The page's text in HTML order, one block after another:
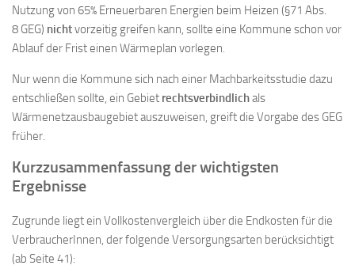
Nutzung von 65% Erneuerbaren Energien beim Heizen (§71 Abs.
8 GEG) nichtvorzeitig greifen kann, sollte eine Kommune schon vor
Ablauf der Frist einen Wärmeplan vorlegen.
Nur wenn die Kommune sich nach einer Machbarkeitsstudie dazu
entschließen sollte, ein Gebiet rechtsverbindlichals
Wärmenetzausbaugebiet auszuweisen, greift die Vorgabe des GEG
früher.
Kurzzusammenfassung der wichtigsten
Ergebnisse
Zugrunde liegt ein Vollkostenvergleich über die Endkosten für die
VerbraucherInnen, der folgende Versorgungsarten berücksichtigt
(ab Seite 41):